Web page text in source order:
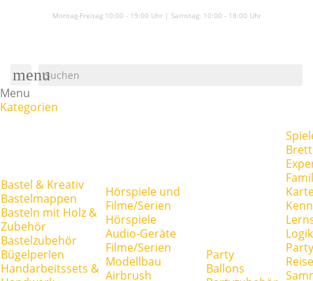
Montag-Freitag 10:00 - 19:00 Uhr | Samstag: 10:00 - 18:00 Uhr
menu
Menu
Kategorien
Bastel & Kreativ
Bastelmappen
Basteln mit Holz &
Zubehör
Bastelzubehör
Bügelperlen
Handarbeitssets &
Hörspiele und
Filme/Serien
Hörspiele
Audio-Geräte
Filme/Serien
Modellbau
Airbrush
Party
Ballons